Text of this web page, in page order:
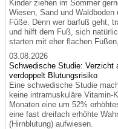
Kinder ziehen im Sommer
Wiesen, Sand und
Füße. Denn wer barfuß geht,
und hilft dem Fuß, sich
starten mit eher flachen
03.08.2026
Schwedische Studie: Verzicht
verdoppelt Blutungsrisiko
Eine schwedische Studie
keine intramuskuläre Vitamin-
Monaten eine um 52%
eine fast dreifach erhöhte
(Hirnblutung) aufwiesen.